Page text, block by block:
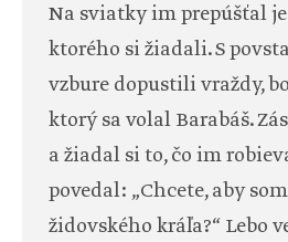
Na sviatky im prepúšťal
ktorého si žiadali. S
vzbure dopustili vraždy,
ktorý sa volal Barabáš.
a žiadal si to, čo im
povedal: „Chcete, aby
židovského kráľa?“ Lebo